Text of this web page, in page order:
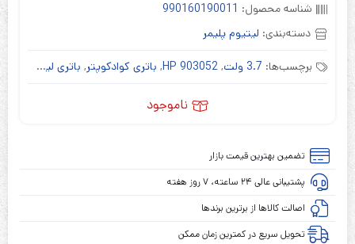
شناسه محصول: 990160190011
دسته‌بندی: لیتیوم پلیمر
برچسب‌ها: 3.7 ولت ,
HP 903052
, باتری کوادکوپتر, باتری لیتیوم پلیمر
ناموجود
تضمین بهترین قیمت بازار
پشتیبانی عالی ۲۴ ساعته، ۷ روز هفته
اصالت کالاها از برترین برندها
تحویل سریع در کمترین زمان ممکن